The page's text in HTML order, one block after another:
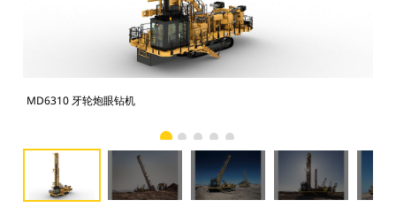
MD6310 牙轮炮眼钻机